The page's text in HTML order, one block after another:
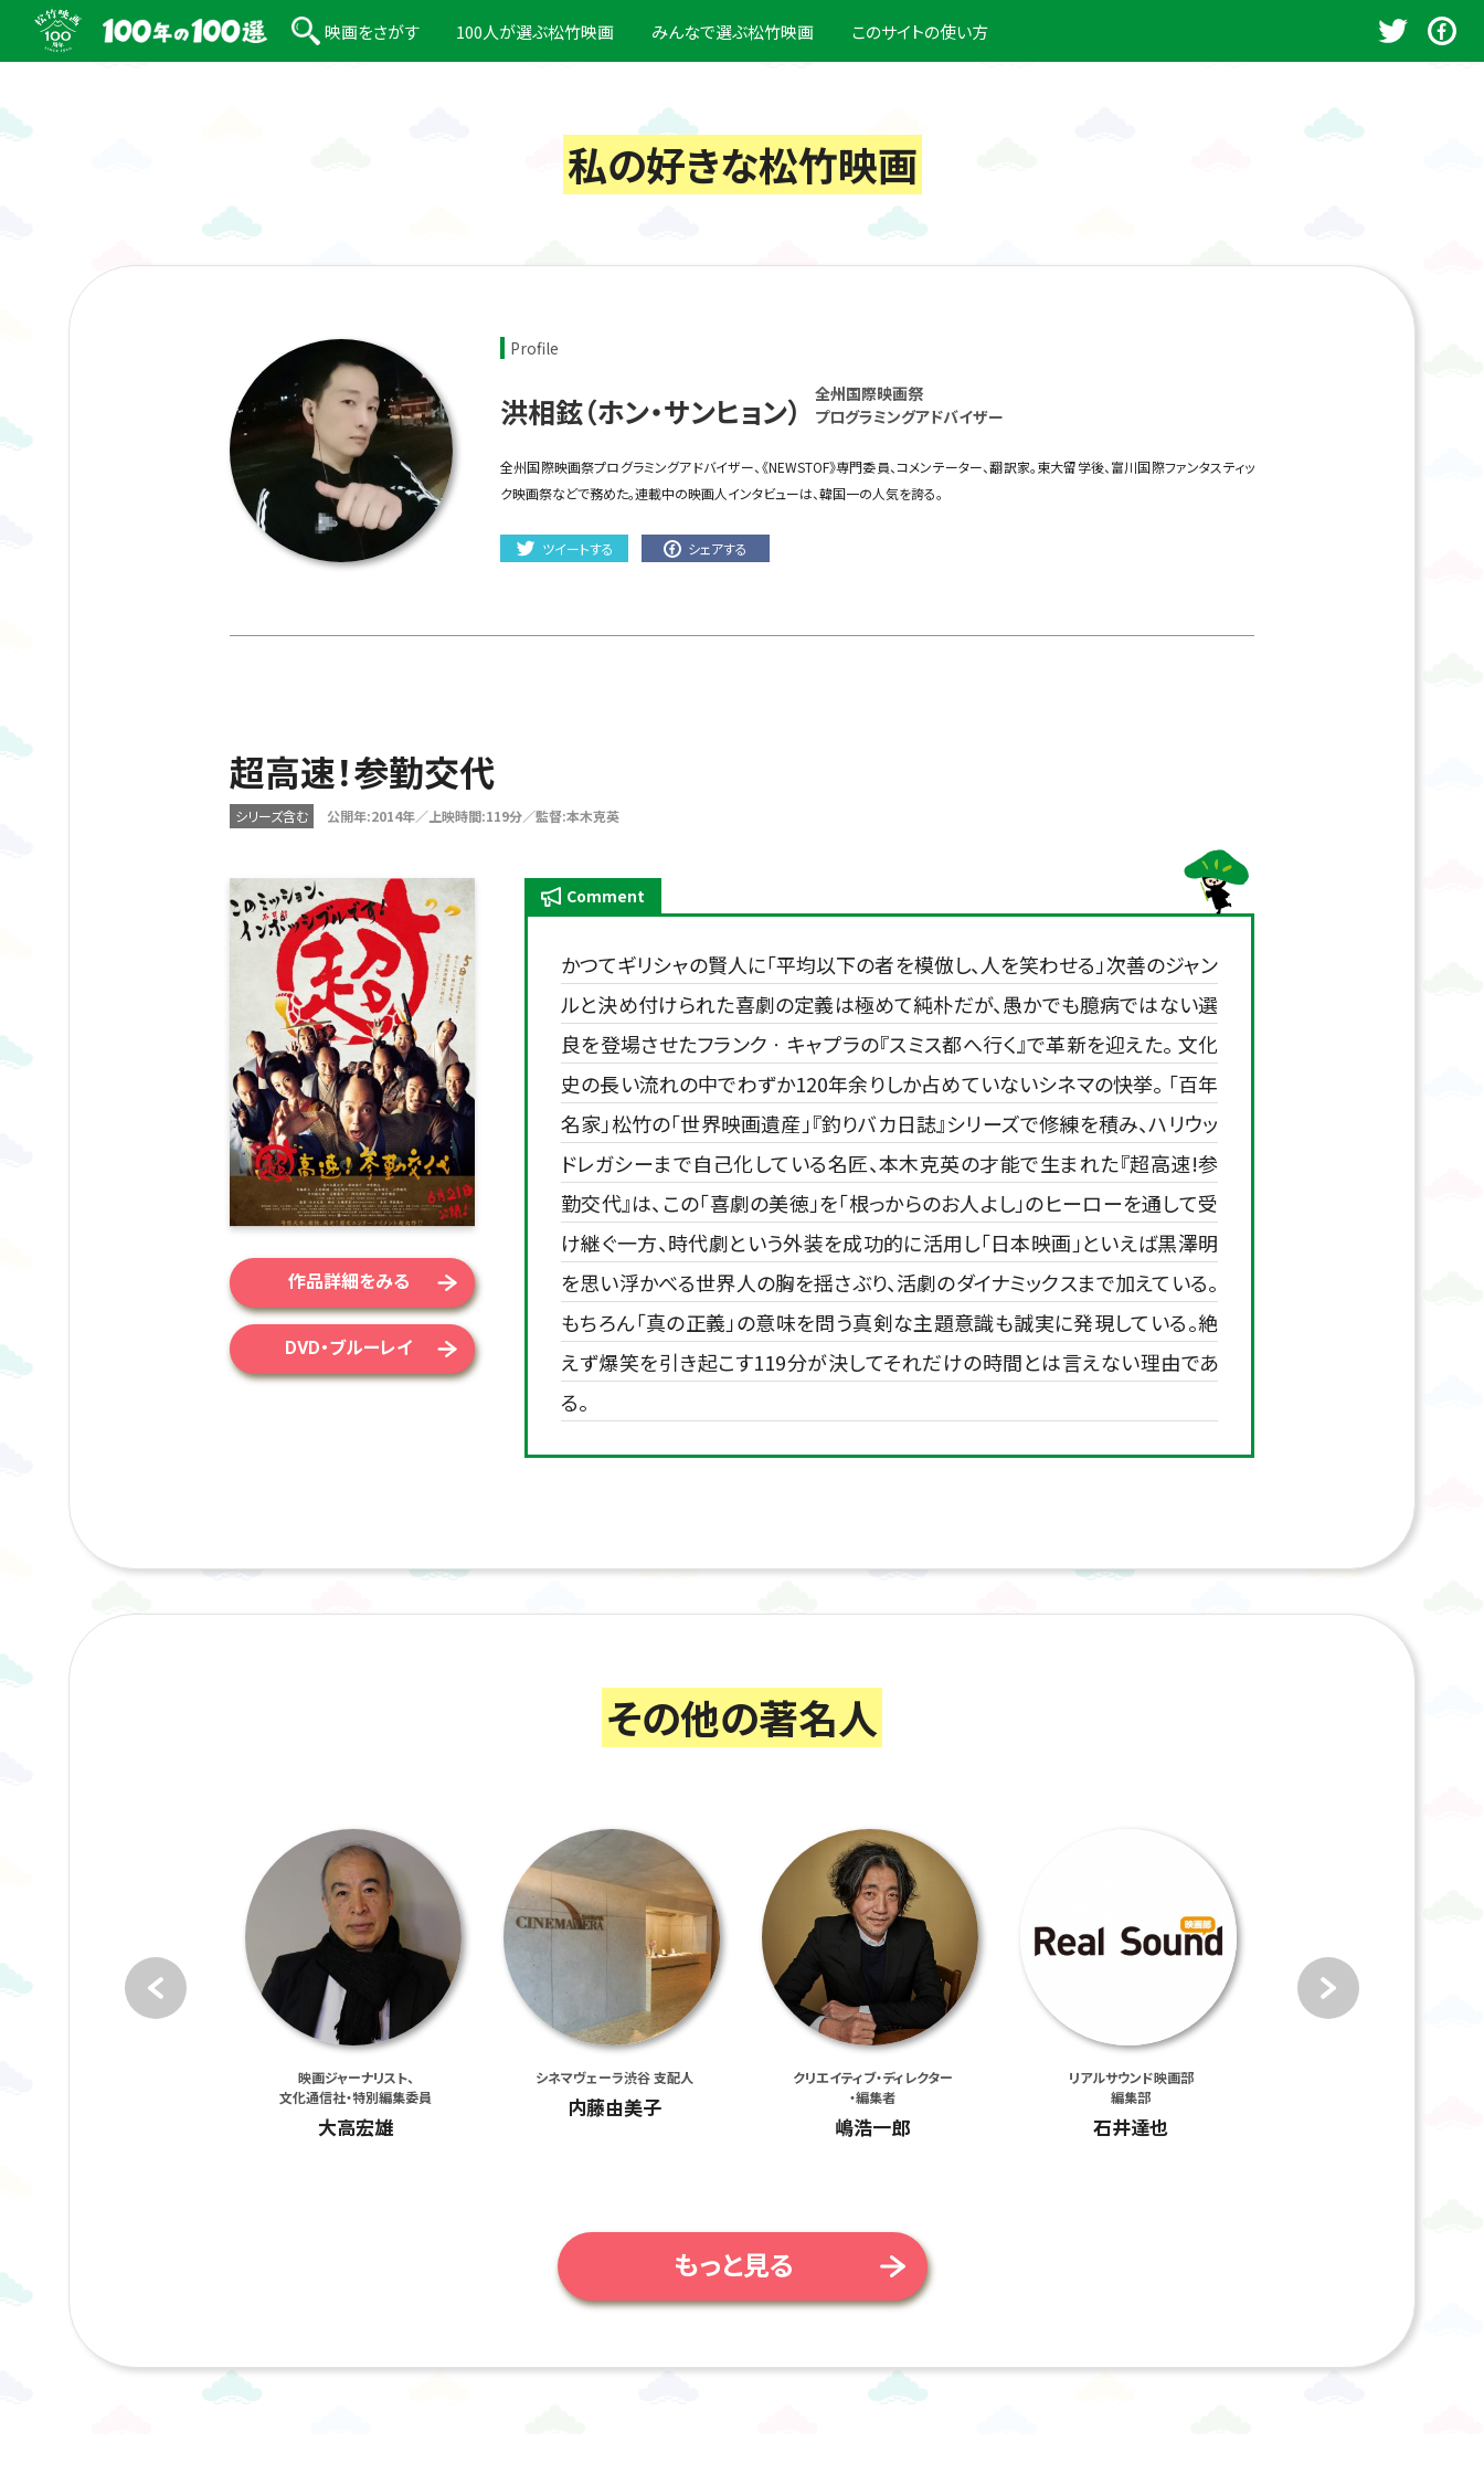
映画をさがす 100人が選ぶ松竹映画 みんなで選ぶ松竹映画 このサイトの使い方
私の好きな松竹映画
Profile
洪相鉉（ホン・サンヒョン）
全州国際映画祭
プログラミングアドバイザー
全州国際映画祭プログラミングアドバイザー、《NEWSTOF》専門委員、コメンテーター、翻訳家。東大留学後、富川国際ファンタスティッ
ク映画祭などで務めた。連載中の映画人インタビューは、韓国一の人気を誇る。
ツイートする シェアする
超高速！参勤交代
シリーズ含む 公開年:2014年／上映時間:119分／監督:本木克英
作品詳細をみる
DVD・ブルーレイ
Comment
かつてギリシャの賢人に「平均以下の者を模倣し、人を笑わせる」次善のジャン
ルと決め付けられた喜劇の定義は極めて純朴だが、愚かでも臆病ではない選
良を登場させたフランクㆍキャプラの『スミス都へ行く』で革新を迎えた。 文化
史の長い流れの中でわずか120年余りしか占めていないシネマの快挙。 「百年
名家」松竹の「世界映画遺産」『釣りバカ日誌』シリーズで修練を積み、ハリウッ
ドレガシーまで自己化している名匠、本木克英の才能で生まれた『超高速!参
勤交代』は、この「喜劇の美徳」を「根っからのお人よし」のヒーローを通して受
け継ぐ一方、時代劇という外装を成功的に活用し「日本映画」といえば黒澤明
を思い浮かべる世界人の胸を揺さぶり、活劇のダイナミックスまで加えている。
もちろん「真の正義」の意味を問う真剣な主題意識も誠実に発現している。絶
えず爆笑を引き起こす119分が決してそれだけの時間とは言えない理由であ
る。
その他の著名人
映画ジャーナリスト、
文化通信社・特別編集委員
大高宏雄
シネマヴェーラ渋谷 支配人
内藤由美子
クリエイティブ・ディレクター
・編集者
嶋浩一郎
リアルサウンド映画部
編集部
石井達也
もっと見る